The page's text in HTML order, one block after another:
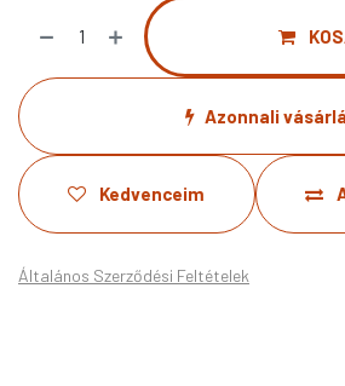
Azonnali
Kedvenceim
Általános Szerződési Feltételek